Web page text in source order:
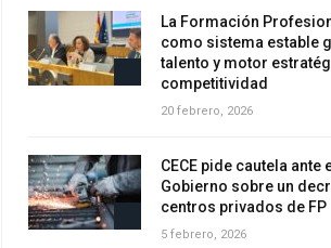
La Formación
como sistema estable
talento y motor
competitividad
20 febrero, 2026
CECE pide cautela ante
Gobierno sobre un
centros privados de FP
5 febrero, 2026